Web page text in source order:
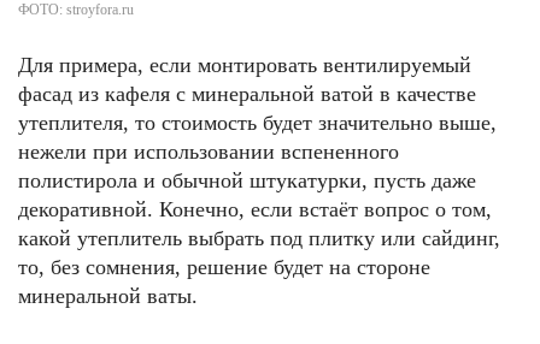
ФОТО: stroyfora.ru
Для примера, если монтировать вентилируемый
фасад из кафеля с минеральной ватой в качестве
утеплителя, то стоимость будет значительно выше,
нежели при использовании вспененного
полистирола и обычной штукатурки, пусть даже
декоративной. Конечно, если встаёт вопрос о том,
какой утеплитель выбрать под плитку или сайдинг,
то, без сомнения, решение будет на стороне
минеральной ваты.